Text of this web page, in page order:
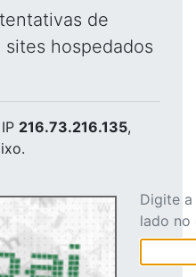
de
hospedados
216.73.216.135,
Digite
lado no